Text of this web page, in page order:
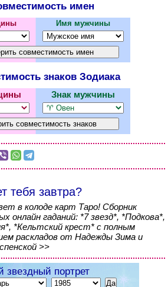
имен
Имя мужчины
знаков Зодиака
Знак мужчины
тебя завтра?
в колоде карт Таро! Сборник
онлайн гаданий: *7 звезд*, *Подкова*,
*Кельтский крест* с полным
раскладов от Надежды Зима и
>>
звездный портрет